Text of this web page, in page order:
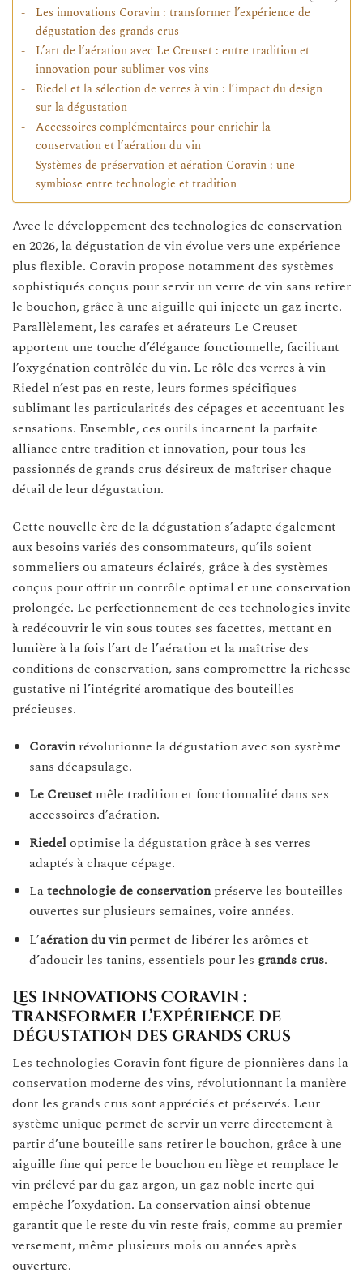
Les innovations Coravin : transformer l’expérience de
dégustation des grands crus
L’art de l’aération avec Le Creuset : entre tradition et
innovation pour sublimer vos vins
Riedel et la sélection de verres à vin : l’impact du design
sur la dégustation
Accessoires complémentaires pour enrichir la
conservation et l’aération du vin
Systèmes de préservation et aération Coravin : une
symbiose entre technologie et tradition
Avec le développement des technologies de conservation
en 2026, la dégustation de vin évolue vers une expérience
plus flexible. Coravin propose notamment des systèmes
sophistiqués conçus pour servir un verre de vin sans retirer
le bouchon, grâce à une aiguille qui injecte un gaz inerte.
Parallèlement, les carafes et aérateurs Le Creuset
apportent une touche d’élégance fonctionnelle, facilitant
l’oxygénation contrôlée du vin. Le rôle des verres à vin
Riedel n’est pas en reste, leurs formes spécifiques
sublimant les particularités des cépages et accentuant les
sensations. Ensemble, ces outils incarnent la parfaite
alliance entre tradition et innovation, pour tous les
passionnés de grands crus désireux de maîtriser chaque
détail de leur dégustation.
Cette nouvelle ère de la dégustation s’adapte également
aux besoins variés des consommateurs, qu’ils soient
sommeliers ou amateurs éclairés, grâce à des systèmes
conçus pour offrir un contrôle optimal et une conservation
prolongée. Le perfectionnement de ces technologies invite
à redécouvrir le vin sous toutes ses facettes, mettant en
lumière à la fois l’art de l’aération et la maîtrise des
conditions de conservation, sans compromettre la richesse
gustative ni l’intégrité aromatique des bouteilles
précieuses.
Coravinrévolutionne la dégustation avec son système
sans décapsulage.
Le Creusetmêle tradition et fonctionnalité dans ses
accessoires d’aération.
Riedeloptimise la dégustation grâce à ses verres
adaptés à chaque cépage.
Latechnologie de conservationpréserve les bouteilles
ouvertes sur plusieurs semaines, voire années.
L’aération du vinpermet de libérer les arômes et
d’adoucir les tanins, essentiels pour les grands crus.
Les innovations Coravin :
transformer l’expérience de
dégustation des grands crus
Les technologies Coravin font figure de pionnières dans la
conservation moderne des vins, révolutionnant la manière
dont les grands crus sont appréciés et préservés. Leur
système unique permet de servir un verre directement à
partir d’une bouteille sans retirer le bouchon, grâce à une
aiguille fine qui perce le bouchon en liège et remplace le
vin prélevé par du gaz argon, un gaz noble inerte qui
empêche l’oxydation. La conservation ainsi obtenue
garantit que le reste du vin reste frais, comme au premier
versement, même plusieurs mois ou années après
ouverture.